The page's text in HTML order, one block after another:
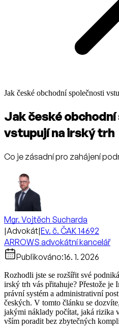
Jak české obchodní společnosti
Jak české
vstupují na irský trh
Co je zásadní pro zahájení
Mgr. Vojtěch Sucharda
|Advokát|Ev. č. ČAK 14692
ARROWS advokátní kancelář
Publikováno:16. 1. 2026
Rozhodli jste se rozšířit své
irský trh vás přitahuje? Přestože je
právní systém a administrativní
českých. V tomto článku se
jakými náklady počítat, jaká rizika
vším poradit bez zbytečných